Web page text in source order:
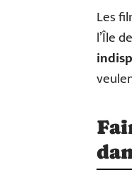
Les
l’Île